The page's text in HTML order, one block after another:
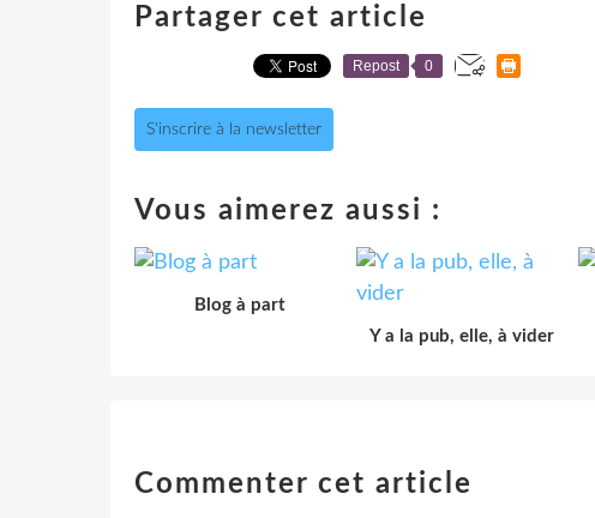
Partager cet article
Repost 0
S'inscrire à la newsletter
Vous aimerez aussi :
Blog à part
Y a la pub, elle, à vider
Commenter cet article